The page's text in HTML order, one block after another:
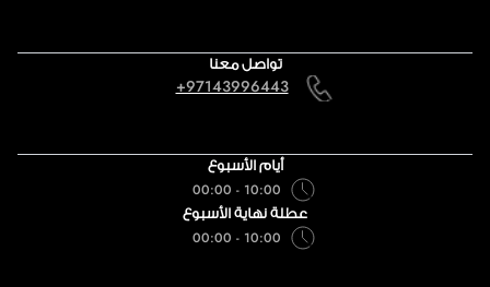
تواصل معنا
+97143996443
أيام الأسبوع
10:00 - 00:00
عطلة نهاية الأسبوع
10:00 - 00:00